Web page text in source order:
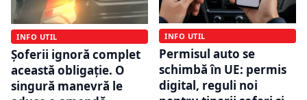
INFO UTIL
Șoferii ignoră complet
această obligație. O
singură manevră le
INFO UTIL
Permisul auto se
schimbă în UE: permis
digital, reguli noi